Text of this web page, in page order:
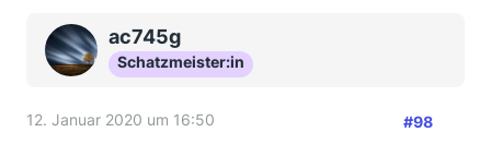
ac745g
Schatzmeister:in
12. Januar 2020 um 16:50 #98